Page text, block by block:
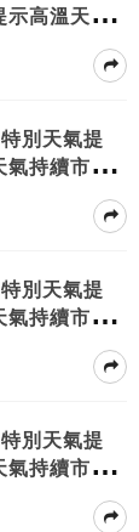
示高溫天氣
別天氣提
氣持續市民
別天氣提
氣持續市民
別天氣提
氣持續市民